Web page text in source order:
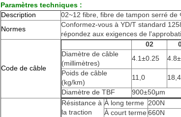
Paramètres techniques :
Description
02~12 fibre, fibre de tampon serré de
Normes
Conformez-vous à YD/T standard
répondez aux exigences de
Code de câble
02
Diamètre de câble
(millimètres)
4.1±0.25
Poids de câble
(kg/km)
11,0 18,4
Diamètre de TBF
900±50μm
Résistance à
la traction
À long terme 200N
À court terme660N